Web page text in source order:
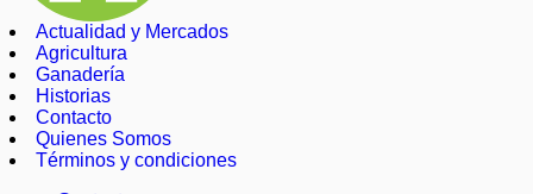
Actualidad y Mercados
Agricultura
Ganadería
Historias
Contacto
Quienes Somos
Términos y condiciones